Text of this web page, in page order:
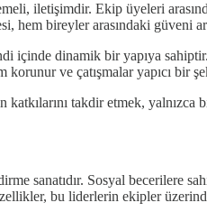
iletişimdir. Ekip üyeleri
hem bireyler arasındaki güveni
içinde dinamik bir yapıya
ve çatışmalar yapıcı bir
katkılarını takdir etmek,
sanatıdır. Sosyal becerilere
bu liderlerin ekipler